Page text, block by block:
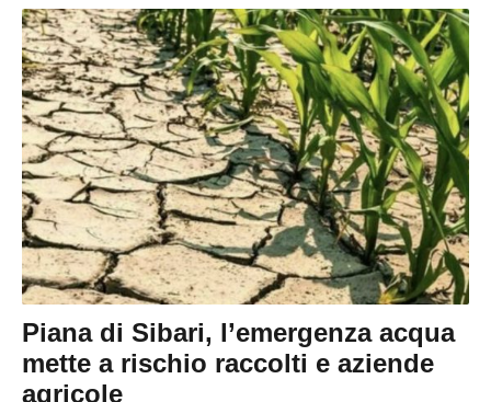
Piana di Sibari, l’emergenza acqua
mette a rischio raccolti e aziende
agricole